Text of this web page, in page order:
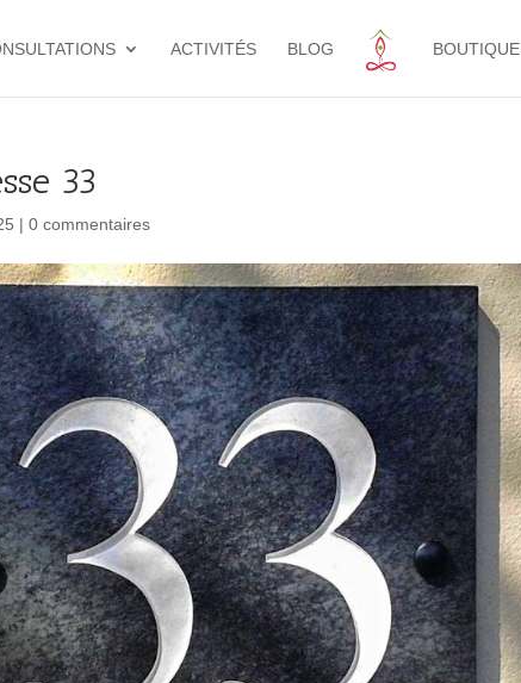
ACTIVITÉS BLOG BOUTIQUE
33
|0 commentaires